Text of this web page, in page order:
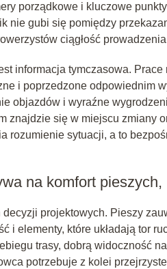
porządkowe i kluczowe
nie gubi się pomiędzy
ciągłość
informacja tymczasowa.
i poprzedzone odpowiednim
objazdów i wyraźne
znajdzie się w miejscu zmiany
rozumienie sytuacji, a to
na komfort
decyzji projektowych. Pieszy
i elementy, które układają tor
trasy, dobrą widoczność
potrzebuje z kolei